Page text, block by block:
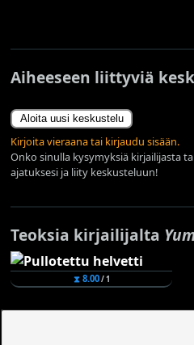
Aiheeseen liittyviä
Aloita uusi keskustelu
Kirjoita vieraana tai kirjaudu sisään.
Onko sinulla kysymyksiä kirjailijasta
ajatuksesi ja liity keskusteluun!
Teoksia kirjailijalta
⧗ 8.00/ 1